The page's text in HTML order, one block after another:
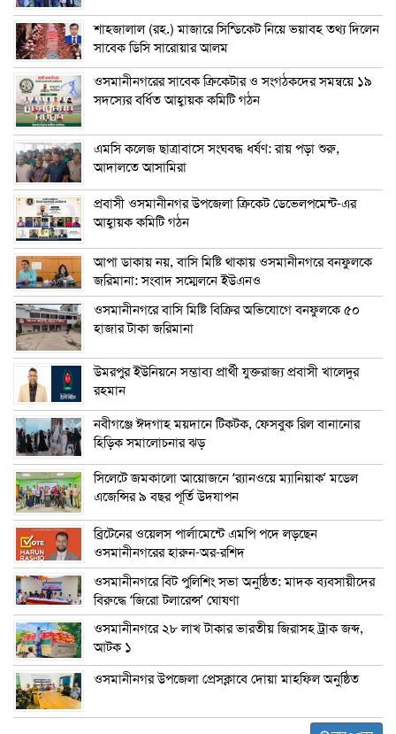
শাহজালাল (রহ.) মাজারে সিন্ডিকেট নিয়ে ভয়াবহ তথ্য দিলেন
সাবেক ডিসি সারোয়ার আলম
ওসমানীনগরের সাবেক ক্রিকেটার ও সংগঠকদের সমন্বয়ে ১৯
সদস্যের বর্ধিত আহ্বায়ক কমিটি গঠন
এম‌সি কলেজ ছাত্রাবাসে সংঘবদ্ধ ধর্ষণ: রায় পড়া শুরু,
আদালতে আসামিরা
প্রবাসী ওসমানীনগর উপজেলা ক্রিকেট ডেভেলপমেন্ট-এর
আহ্বায়ক কমিটি গঠন
আপা ডাকায় নয়, বাসি মিষ্টি থাকায় ওসমানীনগরে বনফুলকে
জরিমানা: সংবাদ সম্মেলনে ইউএনও
ওসমানীনগরে বাসি মিষ্টি বিক্রির অভিযোগে বনফুলকে ৫০
হাজার টাকা জরিমানা
উমরপুর ইউনিয়নে সম্ভাব্য প্রার্থী যুক্তরাজ্য প্রবাসী খালেদুর
রহমান
নবীগঞ্জে ঈদগাহ ময়দানে টিকটক, ফেসবুক রিল বানানোর
হিড়িক সমালোচনার ঝড়
সিলেটে জমকালো আয়োজনে ‘র‍্যানওয়ে ম্যানিয়াক’ মডেল
এজেন্সির ৯ বছর পূর্তি উদযাপন
ব্রিটেনের ওয়েলস পার্লামেন্টে এমপি পদে লড়ছেন
ওসমানীনগরের হারুন-অর-রশিদ
ওসমানীনগরে বিট পুলিশিং সভা অনুষ্ঠিত: মাদক ব্যবসায়ীদের
বিরুদ্ধে ‘জিরো টলারেন্স’ ঘোষণা
ওসমানীনগরে ২৮ লাখ টাকার ভারতীয় জিরাসহ ট্রাক জব্দ,
আটক ১
ওসমানীনগর উপজেলা প্রেসক্লাবে দোয়া মাহফিল অনুষ্ঠিত